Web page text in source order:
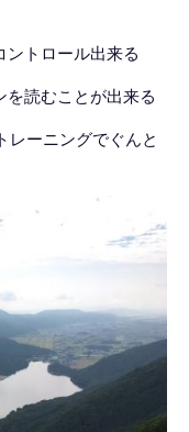
ントロール出来る
を読むことが出来る
レーニングでぐんと